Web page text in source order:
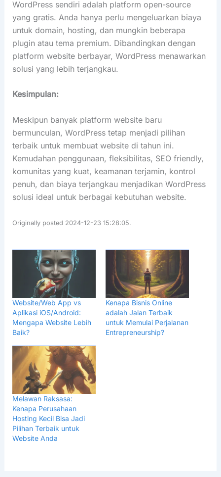
WordPress sendiri adalah platform open-source
yang gratis. Anda hanya perlu mengeluarkan biaya
untuk domain, hosting, dan mungkin beberapa
plugin atau tema premium. Dibandingkan dengan
platform website berbayar, WordPress menawarkan
solusi yang lebih terjangkau.
Kesimpulan:
Meskipun banyak platform website baru
bermunculan, WordPress tetap menjadi pilihan
terbaik untuk membuat website di tahun ini.
Kemudahan penggunaan, fleksibilitas, SEO friendly,
komunitas yang kuat, keamanan terjamin, kontrol
penuh, dan biaya terjangkau menjadikan WordPress
solusi ideal untuk berbagai kebutuhan website.
Originally posted 2024-12-23 15:28:05.
Website/Web App vs
Aplikasi iOS/Android:
Mengapa Website Lebih
Baik?
Kenapa Bisnis Online
adalah Jalan Terbaik
untuk Memulai Perjalanan
Entrepreneurship?
Melawan Raksasa:
Kenapa Perusahaan
Hosting Kecil Bisa Jadi
Pilihan Terbaik untuk
Website Anda